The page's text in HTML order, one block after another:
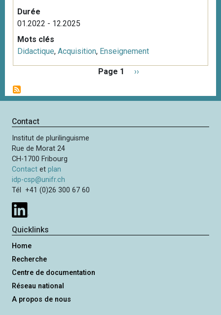
Durée
01.2022 - 12.2025
Mots clés
Didactique, Acquisition, Enseignement
g
i
a
t
i
o
n
Page 1
P
g
››
Contact
Institut de plurilinguisme
Rue de Morat 24
CH-1700 Fribourg
Contact etplan
idp-csp@unifr.ch
Tél +41 (0)26 300 67 60
Quicklinks
Home
Recherche
Centre de documentation
Réseau national
A propos de nous